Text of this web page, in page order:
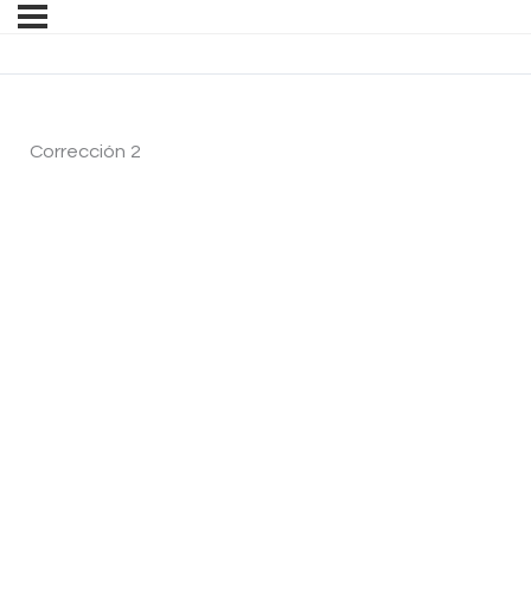
Corrección 2